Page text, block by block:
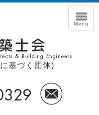
基づく団体)